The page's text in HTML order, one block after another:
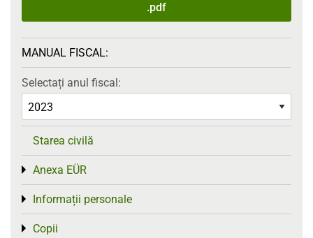
.pdf
MANUAL FISCAL:
Selectați anul fiscal:
Starea civilă
Anexa EÜR
Toggle menu
Informații personale
Toggle menu
Copii
Toggle menu